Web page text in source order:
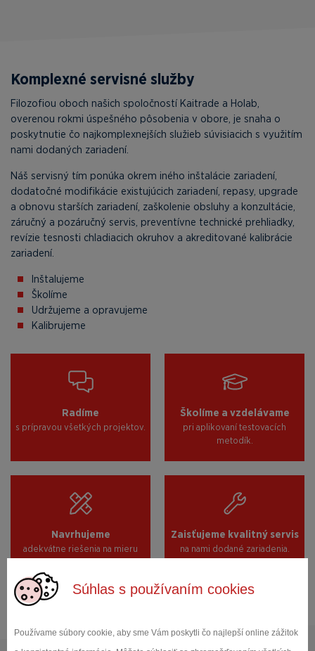
Súhlas s používaním cookies
Používame súbory cookie, aby sme Vám poskytli čo najlepší online zážitok
Komplexné servisné služby
Filozofiou oboch našich spoločností Kaitrade a Holab,
overenou rokmi úspešného pôsobenia v obore, je snaha o
poskytnutie čo najkomplexnejších služieb súvisiacich s využitím
nami dodaných zariadení.
Náš servisný tím ponúka okrem iného inštalácie zariadení,
dodatočné modifikácie existujúcich zariadení, repasy, upgrade
a obnovu starších zariadení, zaškolenie obsluhy a konzultácie,
záručný a pozáručný servis, preventívne technické prehliadky,
revízie tesnosti chladiacich okruhov a akreditované kalibrácie
zariadení.
Inštalujeme
Školíme
Udržujeme a opravujeme
Kalibrujeme
Radíme
s prípravou všetkých projektov.
Školíme a vzdelávame
pri aplikovaní testovacích
metodík.
Navrhujeme
adekvátne riešenia na mieru
požiadavkám.
Zaisťujeme kvalitný servis
na nami dodané zariadenia.